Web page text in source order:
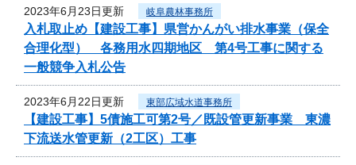
2023年6月23日更新 岐阜農林事務所
入札取止め【建設工事】県営かんがい排水事業（保全
合理化型） 各務用水四期地区 第4号工事に関する
一般競争入札公告
2023年6月22日更新 東部広域水道事務所
【建設工事】5債施工可第2号／既設管更新事業 東濃
下流送水管更新（2工区）工事